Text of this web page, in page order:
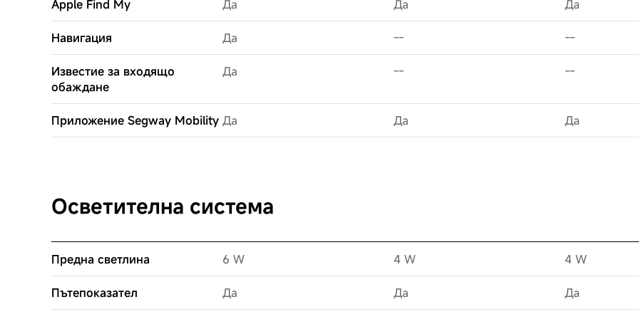
Apple Find My Да Да Да
Навигация Да -- --
Известие за входящо
обаждане
Да -- --
Приложение Segway Mobility Да Да Да
Осветителна система
Предна светлина 6 W 4 W 4 W
Пътепоказател Да Да Да